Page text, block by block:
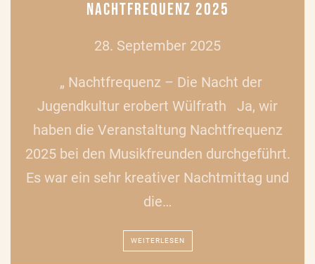
NACHTFREQUENZ 2025
28. September 2025
„ Nachtfrequenz – Die Nacht der
Jugendkultur erobert Wülfrath Ja, wir
haben die Veranstaltung Nachtfrequenz
2025 bei den Musikfreunden durchgeführt.
Es war ein sehr kreativer Nachtmittag und
die…
WEITERLESEN